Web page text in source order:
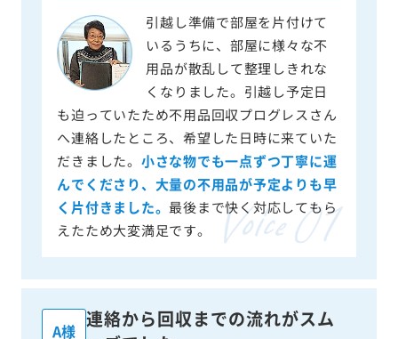
引越し準備で部屋を片付けて
いるうちに、部屋に様々な不
用品が散乱して整理しきれな
くなりました。引越し予定日
も迫っていたため不用品回収プログレスさん
へ連絡したところ、希望した日時に来ていた
だきました。 小さな物でも一点ずつ丁寧に運
んでくださり、大量の不用品が予定よりも早
く片付きました。 最後まで快く対応してもら
えたため大変満足です。
A様
連絡から回収までの流れがスム